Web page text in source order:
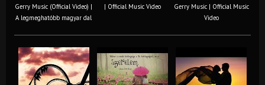
Gerry Music (Official Video) |
A legmeghatóbb magyar dal
| Official Music Video
Gerry Music | Official Music
Video